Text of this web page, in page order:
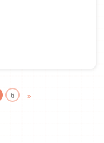
6 »